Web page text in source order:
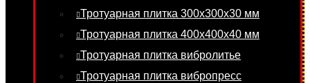
Тротуарная плитка 300х300х30 мм
Тротуарная плитка 400х400х40 мм
Тротуарная плитка вибролитье
Тротуарная плитка вибропресс